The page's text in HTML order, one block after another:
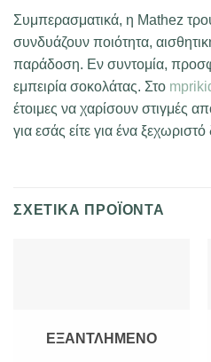
Συμπερασματικά, η Mathez
συνδυάζουν ποιότητα,
παράδοση. Εν συντομία,
εμπειρία σοκολάτας. Στο
έτοιμες να χαρίσουν στιγμές
για εσάς είτε για ένα
ΣΧΕΤΙΚΆ ΠΡΟΪΌΝΤΑ
ΕΞΑΝΤΛΗΜΈΝΟ